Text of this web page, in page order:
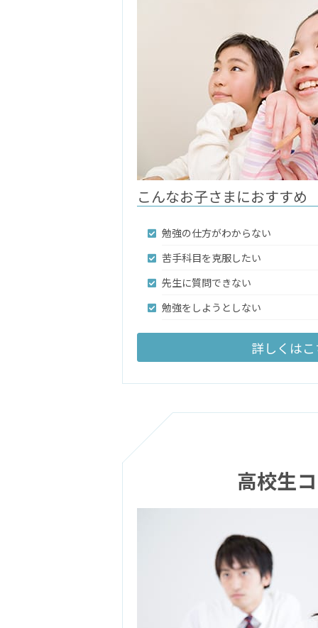
こんなお子さまにおすすめ
勉強の仕方がわからない
苦手科目を克服したい
先生に質問できない
勉強をしようとしない
詳しくは
高校生